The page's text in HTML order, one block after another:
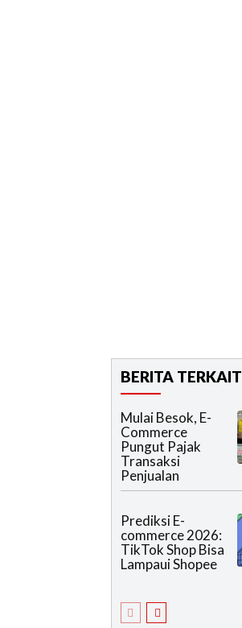
BERITA TERKAIT
Mulai Besok, E-
Commerce
Pungut Pajak
Transaksi
Penjualan
Prediksi E-
commerce 2026:
TikTok Shop Bisa
Lampaui Shopee